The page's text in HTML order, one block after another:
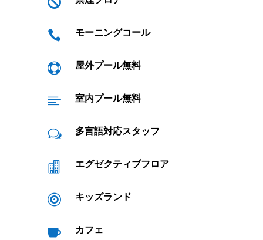
 モーニングコール
 屋外プール無料
 室内プール無料
w 多言語対応スタッフ
 エグゼクティブフロア
 キッズランド
 カフェ